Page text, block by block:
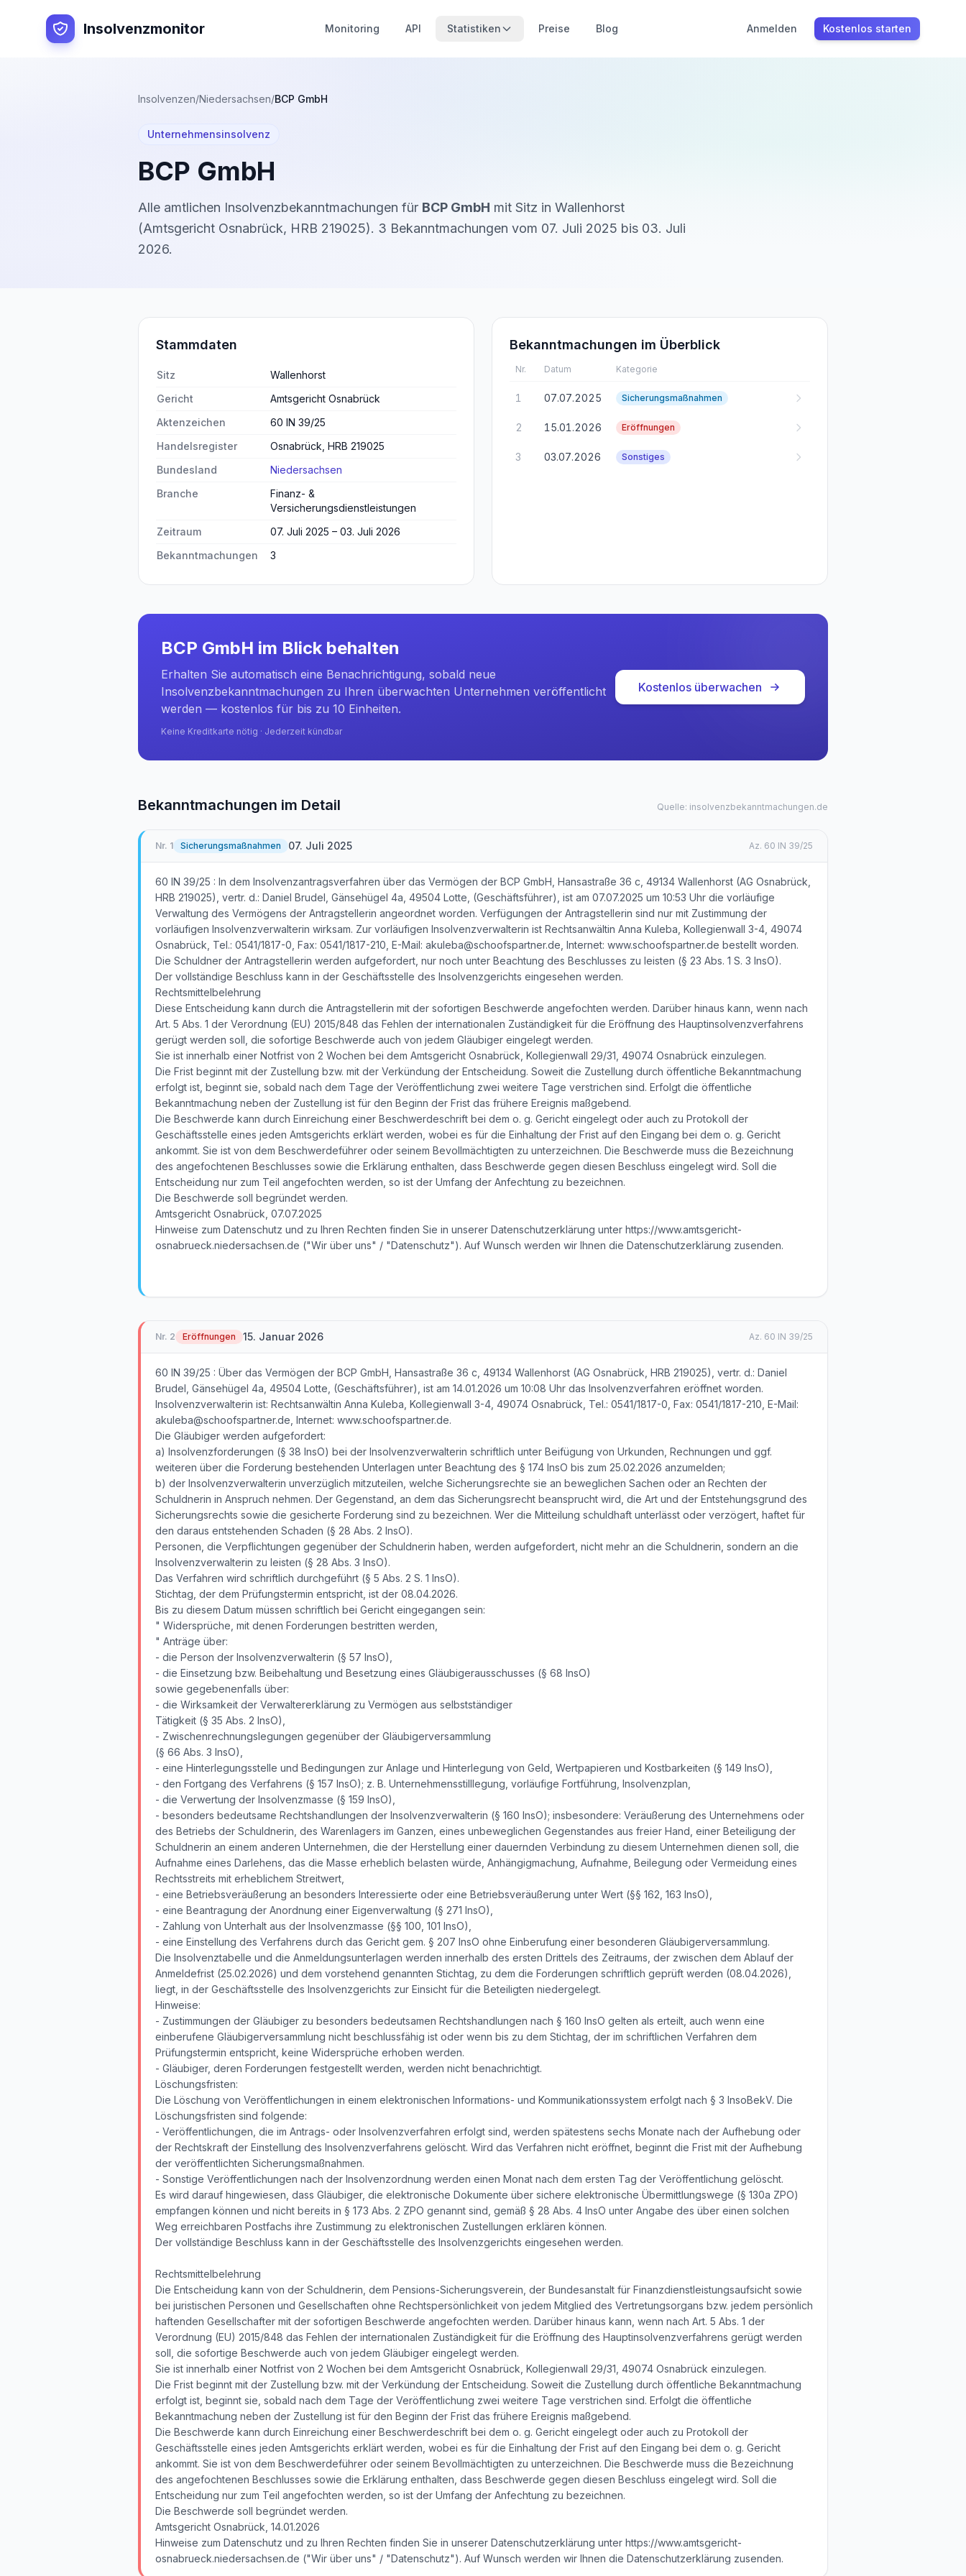
Insolvenzmonitor Monitoring API Statistiken Preise Blog Anmelden Kostenlos starten
Insolvenzen/Niedersachsen/BCP GmbH
Unternehmensinsolvenz
BCP GmbH
Alle amtlichen Insolvenzbekanntmachungen für BCP GmbH mit Sitz in Wallenhorst
(Amtsgericht Osnabrück, HRB 219025). 3 Bekanntmachungen vom 07. Juli 2025 bis 03. Juli
2026.
Stammdaten
Sitz
Wallenhorst
Gericht
Amtsgericht Osnabrück
Aktenzeichen
60 IN 39/25
Handelsregister
Osnabrück, HRB 219025
Bundesland
Niedersachsen
Branche
Finanz- &
Versicherungsdienstleistungen
Zeitraum
07. Juli 2025 – 03. Juli 2026
Bekanntmachungen
3
Bekanntmachungen im Überblick
Nr. Datum Kategorie
1 07.07.2025 Sicherungsmaßnahmen
2 15.01.2026 Eröffnungen
3 03.07.2026 Sonstiges
BCP GmbH im Blick behalten
Erhalten Sie automatisch eine Benachrichtigung, sobald neue
Insolvenzbekanntmachungen zu Ihren überwachten Unternehmen veröffentlicht
werden — kostenlos für bis zu 10 Einheiten.
Keine Kreditkarte nötig · Jederzeit kündbar
Kostenlos überwachen
Bekanntmachungen im Detail Quelle: insolvenzbekanntmachungen.de
Nr. 1 Sicherungsmaßnahmen 07. Juli 2025 Az. 60 IN 39/25
60 IN 39/25 : In dem Insolvenzantragsverfahren über das Vermögen der BCP GmbH, Hansastraße 36 c, 49134 Wallenhorst (AG Osnabrück,
HRB 219025), vertr. d.: Daniel Brudel, Gänsehügel 4a, 49504 Lotte, (Geschäftsführer), ist am 07.07.2025 um 10:53 Uhr die vorläufige
Verwaltung des Vermögens der Antragstellerin angeordnet worden. Verfügungen der Antragstellerin sind nur mit Zustimmung der
vorläufigen Insolvenzverwalterin wirksam. Zur vorläufigen Insolvenzverwalterin ist Rechtsanwältin Anna Kuleba, Kollegienwall 3-4, 49074
Osnabrück, Tel.: 0541/1817-0, Fax: 0541/1817-210, E-Mail: akuleba@schoofspartner.de, Internet: www.schoofspartner.de bestellt worden.
Die Schuldner der Antragstellerin werden aufgefordert, nur noch unter Beachtung des Beschlusses zu leisten (§ 23 Abs. 1 S. 3 InsO).
Der vollständige Beschluss kann in der Geschäftsstelle des Insolvenzgerichts eingesehen werden.
Rechtsmittelbelehrung
Diese Entscheidung kann durch die Antragstellerin mit der sofortigen Beschwerde angefochten werden. Darüber hinaus kann, wenn nach
Art. 5 Abs. 1 der Verordnung (EU) 2015/848 das Fehlen der internationalen Zuständigkeit für die Eröffnung des Hauptinsolvenzverfahrens
gerügt werden soll, die sofortige Beschwerde auch von jedem Gläubiger eingelegt werden.
Sie ist innerhalb einer Notfrist von 2 Wochen bei dem Amtsgericht Osnabrück, Kollegienwall 29/31, 49074 Osnabrück einzulegen.
Die Frist beginnt mit der Zustellung bzw. mit der Verkündung der Entscheidung. Soweit die Zustellung durch öffentliche Bekanntmachung
erfolgt ist, beginnt sie, sobald nach dem Tage der Veröffentlichung zwei weitere Tage verstrichen sind. Erfolgt die öffentliche
Bekanntmachung neben der Zustellung ist für den Beginn der Frist das frühere Ereignis maßgebend.
Die Beschwerde kann durch Einreichung einer Beschwerdeschrift bei dem o. g. Gericht eingelegt oder auch zu Protokoll der
Geschäftsstelle eines jeden Amtsgerichts erklärt werden, wobei es für die Einhaltung der Frist auf den Eingang bei dem o. g. Gericht
ankommt. Sie ist von dem Beschwerdeführer oder seinem Bevollmächtigten zu unterzeichnen. Die Beschwerde muss die Bezeichnung
des angefochtenen Beschlusses sowie die Erklärung enthalten, dass Beschwerde gegen diesen Beschluss eingelegt wird. Soll die
Entscheidung nur zum Teil angefochten werden, so ist der Umfang der Anfechtung zu bezeichnen.
Die Beschwerde soll begründet werden.
Amtsgericht Osnabrück, 07.07.2025
Hinweise zum Datenschutz und zu Ihren Rechten finden Sie in unserer Datenschutzerklärung unter https://www.amtsgericht-
osnabrueck.niedersachsen.de ("Wir über uns" / "Datenschutz"). Auf Wunsch werden wir Ihnen die Datenschutzerklärung zusenden.
Nr. 2 Eröffnungen 15. Januar 2026 Az. 60 IN 39/25
60 IN 39/25 : Über das Vermögen der BCP GmbH, Hansastraße 36 c, 49134 Wallenhorst (AG Osnabrück, HRB 219025), vertr. d.: Daniel
Brudel, Gänsehügel 4a, 49504 Lotte, (Geschäftsführer), ist am 14.01.2026 um 10:08 Uhr das Insolvenzverfahren eröffnet worden.
Insolvenzverwalterin ist: Rechtsanwältin Anna Kuleba, Kollegienwall 3-4, 49074 Osnabrück, Tel.: 0541/1817-0, Fax: 0541/1817-210, E-Mail:
akuleba@schoofspartner.de, Internet: www.schoofspartner.de.
Die Gläubiger werden aufgefordert:
a) Insolvenzforderungen (§ 38 InsO) bei der Insolvenzverwalterin schriftlich unter Beifügung von Urkunden, Rechnungen und ggf.
weiteren über die Forderung bestehenden Unterlagen unter Beachtung des § 174 InsO bis zum 25.02.2026 anzumelden;
b) der Insolvenzverwalterin unverzüglich mitzuteilen, welche Sicherungsrechte sie an beweglichen Sachen oder an Rechten der
Schuldnerin in Anspruch nehmen. Der Gegenstand, an dem das Sicherungsrecht beansprucht wird, die Art und der Entstehungsgrund des
Sicherungsrechts sowie die gesicherte Forderung sind zu bezeichnen. Wer die Mitteilung schuldhaft unterlässt oder verzögert, haftet für
den daraus entstehenden Schaden (§ 28 Abs. 2 InsO).
Personen, die Verpflichtungen gegenüber der Schuldnerin haben, werden aufgefordert, nicht mehr an die Schuldnerin, sondern an die
Insolvenzverwalterin zu leisten (§ 28 Abs. 3 InsO).
Das Verfahren wird schriftlich durchgeführt (§ 5 Abs. 2 S. 1 InsO).
Stichtag, der dem Prüfungstermin entspricht, ist der 08.04.2026.
Bis zu diesem Datum müssen schriftlich bei Gericht eingegangen sein:
" Widersprüche, mit denen Forderungen bestritten werden,
" Anträge über:
- die Person der Insolvenzverwalterin (§ 57 InsO),
- die Einsetzung bzw. Beibehaltung und Besetzung eines Gläubigerausschusses (§ 68 InsO)
sowie gegebenenfalls über:
- die Wirksamkeit der Verwaltererklärung zu Vermögen aus selbstständiger
Tätigkeit (§ 35 Abs. 2 InsO),
- Zwischenrechnungslegungen gegenüber der Gläubigerversammlung
(§ 66 Abs. 3 InsO),
- eine Hinterlegungsstelle und Bedingungen zur Anlage und Hinterlegung von Geld, Wertpapieren und Kostbarkeiten (§ 149 InsO),
- den Fortgang des Verfahrens (§ 157 InsO); z. B. Unternehmensstilllegung, vorläufige Fortführung, Insolvenzplan,
- die Verwertung der Insolvenzmasse (§ 159 InsO),
- besonders bedeutsame Rechtshandlungen der Insolvenzverwalterin (§ 160 InsO); insbesondere: Veräußerung des Unternehmens oder
des Betriebs der Schuldnerin, des Warenlagers im Ganzen, eines unbeweglichen Gegenstandes aus freier Hand, einer Beteiligung der
Schuldnerin an einem anderen Unternehmen, die der Herstellung einer dauernden Verbindung zu diesem Unternehmen dienen soll, die
Aufnahme eines Darlehens, das die Masse erheblich belasten würde, Anhängigmachung, Aufnahme, Beilegung oder Vermeidung eines
Rechtsstreits mit erheblichem Streitwert,
- eine Betriebsveräußerung an besonders Interessierte oder eine Betriebsveräußerung unter Wert (§§ 162, 163 InsO),
- eine Beantragung der Anordnung einer Eigenverwaltung (§ 271 InsO),
- Zahlung von Unterhalt aus der Insolvenzmasse (§§ 100, 101 InsO),
- eine Einstellung des Verfahrens durch das Gericht gem. § 207 InsO ohne Einberufung einer besonderen Gläubigerversammlung.
Die Insolvenztabelle und die Anmeldungsunterlagen werden innerhalb des ersten Drittels des Zeitraums, der zwischen dem Ablauf der
Anmeldefrist (25.02.2026) und dem vorstehend genannten Stichtag, zu dem die Forderungen schriftlich geprüft werden (08.04.2026),
liegt, in der Geschäftsstelle des Insolvenzgerichts zur Einsicht für die Beteiligten niedergelegt.
Hinweise:
- Zustimmungen der Gläubiger zu besonders bedeutsamen Rechtshandlungen nach § 160 InsO gelten als erteilt, auch wenn eine
einberufene Gläubigerversammlung nicht beschlussfähig ist oder wenn bis zu dem Stichtag, der im schriftlichen Verfahren dem
Prüfungstermin entspricht, keine Widersprüche erhoben werden.
- Gläubiger, deren Forderungen festgestellt werden, werden nicht benachrichtigt.
Löschungsfristen:
Die Löschung von Veröffentlichungen in einem elektronischen Informations- und Kommunikationssystem erfolgt nach § 3 InsoBekV. Die
Löschungsfristen sind folgende:
- Veröffentlichungen, die im Antrags- oder Insolvenzverfahren erfolgt sind, werden spätestens sechs Monate nach der Aufhebung oder
der Rechtskraft der Einstellung des Insolvenzverfahrens gelöscht. Wird das Verfahren nicht eröffnet, beginnt die Frist mit der Aufhebung
der veröffentlichten Sicherungsmaßnahmen.
- Sonstige Veröffentlichungen nach der Insolvenzordnung werden einen Monat nach dem ersten Tag der Veröffentlichung gelöscht.
Es wird darauf hingewiesen, dass Gläubiger, die elektronische Dokumente über sichere elektronische Übermittlungswege (§ 130a ZPO)
empfangen können und nicht bereits in § 173 Abs. 2 ZPO genannt sind, gemäß § 28 Abs. 4 InsO unter Angabe des über einen solchen
Weg erreichbaren Postfachs ihre Zustimmung zu elektronischen Zustellungen erklären können.
Der vollständige Beschluss kann in der Geschäftsstelle des Insolvenzgerichts eingesehen werden.
Rechtsmittelbelehrung
Die Entscheidung kann von der Schuldnerin, dem Pensions-Sicherungsverein, der Bundesanstalt für Finanzdienstleistungsaufsicht sowie
bei juristischen Personen und Gesellschaften ohne Rechtspersönlichkeit von jedem Mitglied des Vertretungsorgans bzw. jedem persönlich
haftenden Gesellschafter mit der sofortigen Beschwerde angefochten werden. Darüber hinaus kann, wenn nach Art. 5 Abs. 1 der
Verordnung (EU) 2015/848 das Fehlen der internationalen Zuständigkeit für die Eröffnung des Hauptinsolvenzverfahrens gerügt werden
soll, die sofortige Beschwerde auch von jedem Gläubiger eingelegt werden.
Sie ist innerhalb einer Notfrist von 2 Wochen bei dem Amtsgericht Osnabrück, Kollegienwall 29/31, 49074 Osnabrück einzulegen.
Die Frist beginnt mit der Zustellung bzw. mit der Verkündung der Entscheidung. Soweit die Zustellung durch öffentliche Bekanntmachung
erfolgt ist, beginnt sie, sobald nach dem Tage der Veröffentlichung zwei weitere Tage verstrichen sind. Erfolgt die öffentliche
Bekanntmachung neben der Zustellung ist für den Beginn der Frist das frühere Ereignis maßgebend.
Die Beschwerde kann durch Einreichung einer Beschwerdeschrift bei dem o. g. Gericht eingelegt oder auch zu Protokoll der
Geschäftsstelle eines jeden Amtsgerichts erklärt werden, wobei es für die Einhaltung der Frist auf den Eingang bei dem o. g. Gericht
ankommt. Sie ist von dem Beschwerdeführer oder seinem Bevollmächtigten zu unterzeichnen. Die Beschwerde muss die Bezeichnung
des angefochtenen Beschlusses sowie die Erklärung enthalten, dass Beschwerde gegen diesen Beschluss eingelegt wird. Soll die
Entscheidung nur zum Teil angefochten werden, so ist der Umfang der Anfechtung zu bezeichnen.
Die Beschwerde soll begründet werden.
Amtsgericht Osnabrück, 14.01.2026
Hinweise zum Datenschutz und zu Ihren Rechten finden Sie in unserer Datenschutzerklärung unter https://www.amtsgericht-